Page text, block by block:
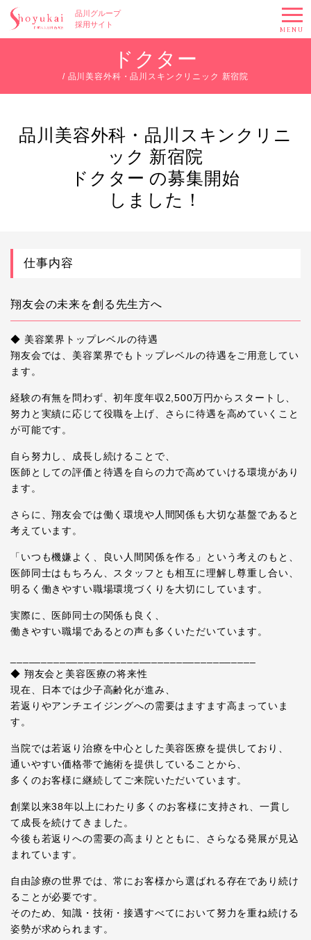
品川グループ
採用サイト
MENU
ドクター
/ 品川美容外科・品川スキンクリニック 新宿院
品川美容外科・品川スキンクリニ
ック 新宿院
ドクター の募集開始
しました！
仕事内容
翔友会の未来を創る先生方へ
◆ 美容業界トップレベルの待遇
翔友会では、美容業界でもトップレベルの待遇をご用意してい
ます。
経験の有無を問わず、初年度年収2,500万円からスタートし、
努力と実績に応じて役職を上げ、さらに待遇を高めていくこと
が可能です。
自ら努力し、成長し続けることで、
医師としての評価と待遇を自らの力で高めていける環境があり
ます。
さらに、翔友会では働く環境や人間関係も大切な基盤であると
考えています。
「いつも機嫌よく、良い人間関係を作る」という考えのもと、
医師同士はもちろん、スタッフとも相互に理解し尊重し合い、
明るく働きやすい職場環境づくりを大切にしています。
実際に、医師同士の関係も良く、
働きやすい職場であるとの声も多くいただいています。
◆ 翔友会と美容医療の将来性
現在、日本では少子高齢化が進み、
若返りやアンチエイジングへの需要はますます高まっていま
す。
当院では若返り治療を中心とした美容医療を提供しており、
通いやすい価格帯で施術を提供していることから、
多くのお客様に継続してご来院いただいています。
創業以来38年以上にわたり多くのお客様に支持され、一貫し
て成長を続けてきました。
今後も若返りへの需要の高まりとともに、さらなる発展が見込
まれています。
自由診療の世界では、常にお客様から選ばれる存在であり続け
ることが必要です。
そのため、知識・技術・接遇すべてにおいて努力を重ね続ける
姿勢が求められます。